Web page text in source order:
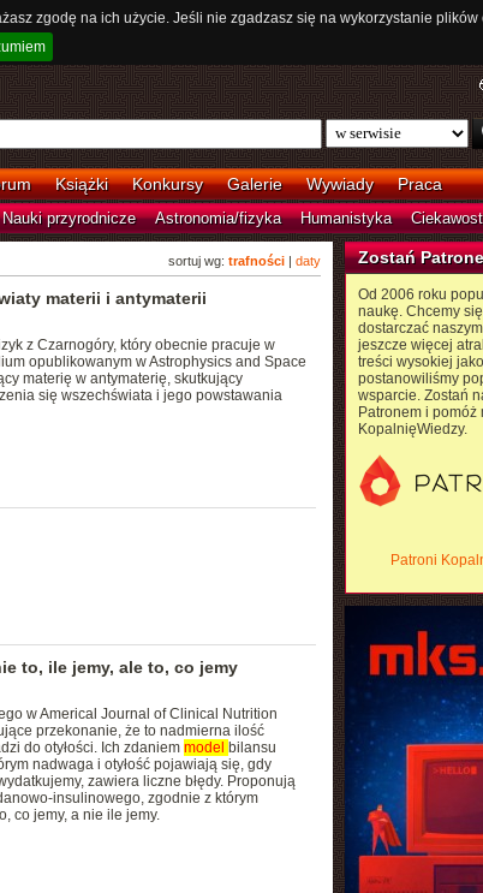
zgodę na ich użycie. Jeśli nie zgadzasz się na wykorzystanie
Książki Konkursy Galerie Wywiady Praca
Nauki przyrodnicze Astronomia/fizyka Humanistyka
sortuj wg: trafności| daty
materii i antymaterii
z Czarnogóry, który obecnie pracuje w
opublikowanym w Astrophysics and Space
materię w antymaterię, skutkujący
się wszechświata i jego powstawania
to, ile jemy, ale to, co jemy
w Americal Journal of Clinical Nutrition
przekonanie, że to nadmierna ilość
do otyłości. Ich zdaniem model bilansu
nadwaga i otyłość pojawiają się, gdy
zawiera liczne błędy. Proponują
insulinowego, zgodnie z którym
co jemy, a nie ile jemy.
Zostań
Od 2006 roku
naukę. Chcemy
dostarczać
jeszcze więcej
treści wysokiej
postanowiliśmy
wsparcie. Zostań
Patronem i pomóż
KopalnięWiedzy.
Patroni